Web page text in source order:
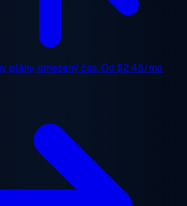
plány, omezený čas. Od $2.48/mo